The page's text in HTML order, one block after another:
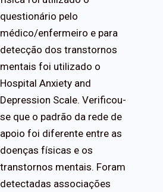
questionário pelo
médico/enfermeiro e para
detecção dos transtornos
mentais foi utilizado o
Hospital Anxiety and
Depression Scale. Verificou-
se que o padrão da rede de
apoio foi diferente entre as
doenças físicas e os
transtornos mentais. Foram
detectadas associações